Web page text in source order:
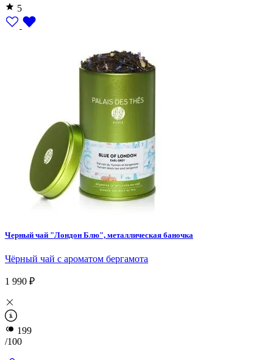
5
Черный чай "Лондон Блю", металлическая баночка
Чёрный чай с ароматом бергамота
1 990 ₽
199
/100